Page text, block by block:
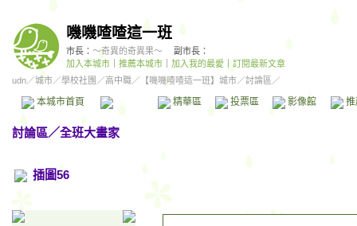
嘰嘰喳喳這一班
市長： ～奇異的奇異果～
副市長：
加入本城市
推薦本城市 加入我的最愛 ｜ 訂閱最新文章
udn／城市／學校社團 ／高中職／ 【嘰嘰喳喳這一班】城市／討論區／
本城市首頁 精華區 投票區 影像館
討論區／全班大畫家
插圖56